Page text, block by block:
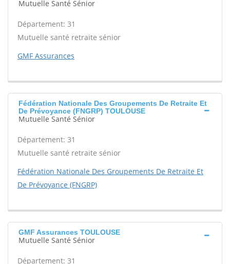
Mutuelle Santé Sénior
Département: 31
Mutuelle santé retraite sénior
GMF Assurances
Fédération Nationale Des Groupements De Retraite Et
De Prévoyance (FNGRP) TOULOUSE
Mutuelle Santé Sénior
Département: 31
Mutuelle santé retraite sénior
Fédération Nationale Des Groupements De Retraite Et
De Prévoyance (FNGRP)
GMF Assurances TOULOUSE
Mutuelle Santé Sénior
Département: 31